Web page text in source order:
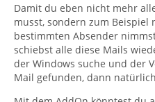
Damit du eben nicht mehr
musst, sondern zum Beispiel
bestimmten Absender
schiebst alle diese Mails
der Windows suche und der
Mail gefunden, dann